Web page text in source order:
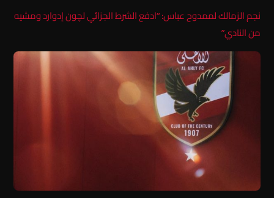
نجم الزمالك لممدوح عباس: “ادفع الشرط الجزائي لچون إدوارد ومشيه
من النادي”